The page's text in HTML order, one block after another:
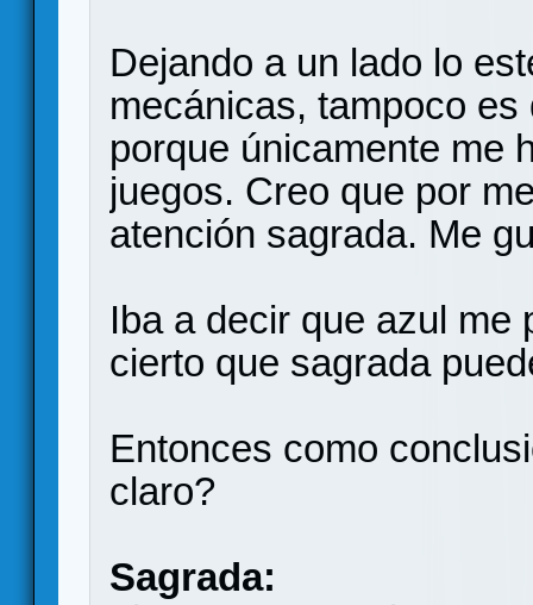
Dejando a un lado lo
mecánicas, tampoco
porque únicamente me
juegos. Creo que por
atención sagrada. Me
Iba a decir que azul
cierto que sagrada
Entonces como
claro?
Sagrada: